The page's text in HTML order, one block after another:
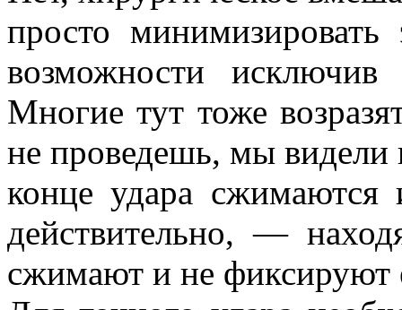
просто
возможности
Многие тут тоже
не проведешь, мы видели
конце удара сжимаются
действительно, —
сжимают и не фиксируют